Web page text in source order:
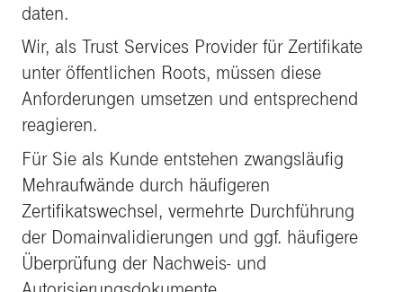
daten.
Wir, als Trust Services Provider für Zertifikate
unter öffentlichen Roots, müssen diese
Anforderungen umsetzen und entsprechend
reagieren.
Für Sie als Kunde entstehen zwangsläufig
Mehraufwände durch häufigeren
Zertifikatswechsel, vermehrte Durchführung
der Domainvalidierungen und ggf. häufigere
Überprüfung der Nachweis- und